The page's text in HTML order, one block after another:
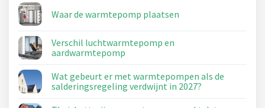
Waar de warmtepomp plaatsen
Verschil luchtwarmtepomp en
aardwarmtepomp
Wat gebeurt er met warmtepompen als de
salderingsregeling verdwijnt in 2027?